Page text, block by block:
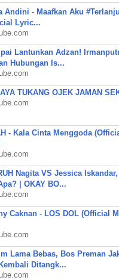
Andini - Maafkan Aku
Lyric...
Lantunkan Adzan!
Hubungan Is...
TUKANG OJEK JAMAN
- Kala Cinta Menggoda
Nagita VS Jessica
| OKAY BO...
Caknan - LOS DOL (Official
Lama Bebas, Bos Preman
Ditangk...